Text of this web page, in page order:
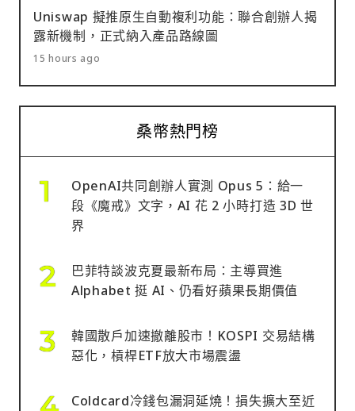
Uniswap 擬推原生自動複利功能：聯合創辦人揭
露新機制，正式納入產品路線圖
15 hours ago
桑幣熱門榜
OpenAI共同創辦人實測 Opus 5：給一
段《魔戒》文字，AI 花 2 小時打造 3D 世
界
巴菲特談波克夏最新布局：主導買進
Alphabet 挺 AI、仍看好蘋果長期價值
韓國散戶加速撤離股市！KOSPI 交易結構
惡化，槓桿ETF放大市場震盪
Coldcard冷錢包漏洞延燒！損失擴大至近